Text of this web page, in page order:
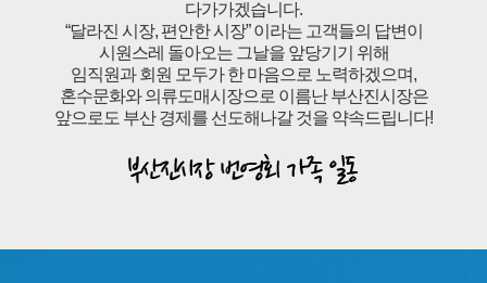
다가가겠습니다.
“달라진 시장, 편안한 시장” 이라는 고객들의 답변이
시원스레 돌아오는 그날을 앞당기기 위해
임직원과 회원 모두가 한 마음으로 노력하겠으며,
혼수문화와 의류도매시장으로 이름난 부산진시장은
앞으로도 부산 경제를 선도해나갈 것을 약속드립니다!